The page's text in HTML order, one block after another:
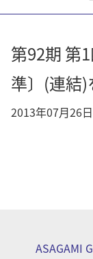
第92期 第
準〕(連結)
2013年07月26日
ASAGAMI